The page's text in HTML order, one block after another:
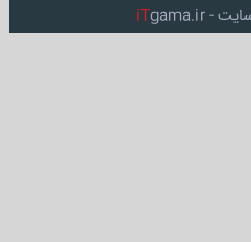
-
iTgama.ir